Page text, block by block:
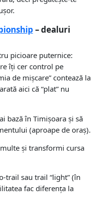
– dealuri
picioare puternice:
îți cer control pe
de mișcare” contează la
aici că “plat” nu
bază în Timișoara și să
(aproape de oraș).
și transformi cursa
trail sau trail “light” (în
fac diferența la